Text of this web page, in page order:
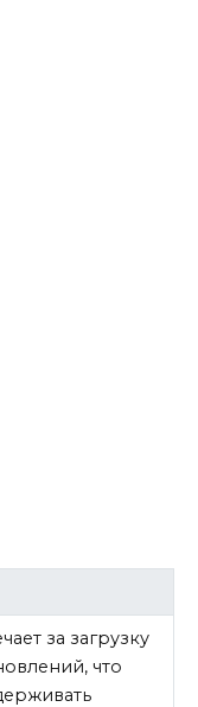
за загрузку
что